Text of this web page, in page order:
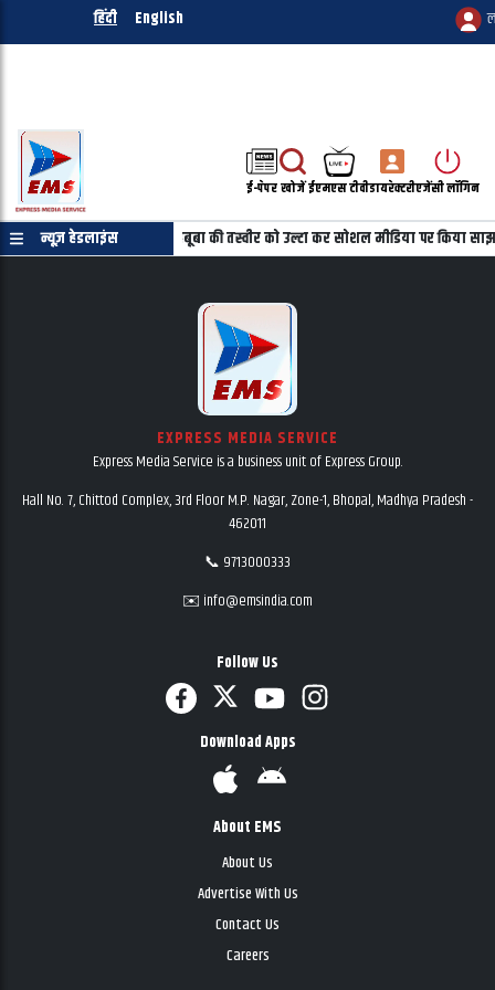
हिंदी English
ई-पेपरखोजेंईएमएस टीवीडायरेक्टरीएजेंसी लॉगिन
न्यूज़ हेडलाइंस
की जरुरत नहीं महबूबा की तस्वीर को उल्टा कर सोशल मीडिया पर किया साझा
EXPRESS MEDIA SERVICE
Express Media Service is a business unit of Express Group.
Hall No. 7, Chittod Complex, 3rd Floor M.P. Nagar, Zone-1, Bhopal, Madhya Pradesh -
462011
📞 9713000333
✉️ info@emsindia.com
Follow Us
Download Apps
About EMS
About Us
Advertise With Us
Contact Us
Careers